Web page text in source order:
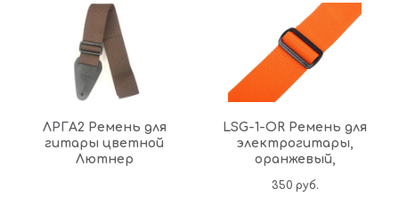
ЛРГА2 Ремень для
гитары цветной
Лютнер
LSG-1-OR Ремень для
электрогитары,
оранжевый,
350 руб.